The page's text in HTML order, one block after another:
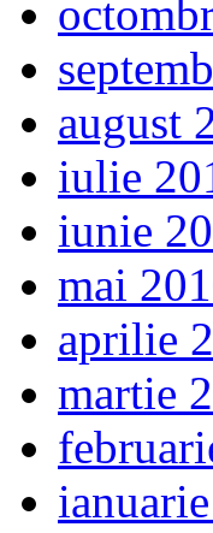
august
iulie
iunie
mai
aprilie
martie